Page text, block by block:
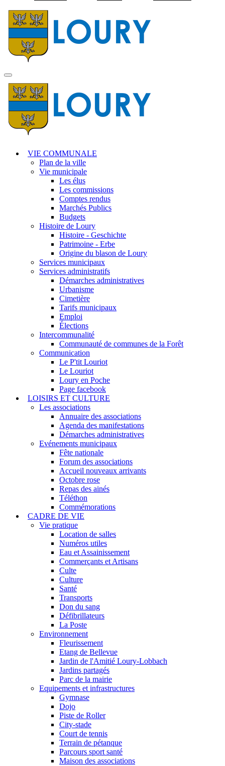
MENU
PRINCIPAL
VIE COMMUNALE
Plan de la ville
Vie municipale
Les élus
Les commissions
Comptes rendus
Marchés Publics
Budgets
Histoire de Loury
Histoire - Geschichte
Patrimoine - Erbe
Origine du blason de Loury
Services municipaux
Services administratifs
Démarches administratives
Urbanisme
Cimetière
Tarifs municipaux
Emploi
Élections
Intercommunalité
Communauté de communes de la Forêt
Communication
Le P'tit Louriot
Le Louriot
Loury en Poche
Page facebook
LOISIRS ET CULTURE
Les associations
Annuaire des associations
Agenda des manifestations
Démarches administratives
Evénements municipaux
Fête nationale
Forum des associations
Accueil nouveaux arrivants
Octobre rose
Repas des ainés
Téléthon
Commémorations
CADRE DE VIE
Vie pratique
Location de salles
Numéros utiles
Eau et Assainissement
Commerçants et Artisans
Culte
Culture
Santé
Transports
Don du sang
Défibrillateurs
La Poste
Environnement
Fleurissement
Etang de Bellevue
Jardin de l'Amitié Loury-Lobbach
Jardins partagés
Parc de la mairie
Equipements et infrastructures
Gymnase
Dojo
Piste de Roller
City-stade
Court de tennis
Terrain de pétanque
Parcours sport santé
Maison des associations